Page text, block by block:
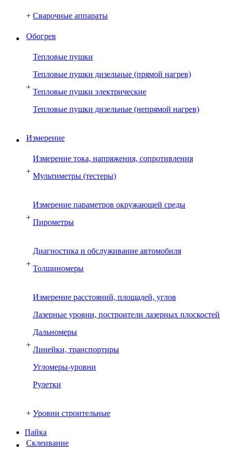
+ Сварочные аппараты
Обогрев
+
Тепловые пушки
Тепловые пушки дизельные (прямой нагрев)
Тепловые пушки электрические
Тепловые пушки дизельные (непрямой нагрев)
Измерение
+
Измерение тока, напряжения, сопротивления
Мультиметры (тестеры)
+
Измерение параметров окружающей среды
Пирометры
+
Диагностика и обслуживание автомобиля
Толщиномеры
+
Измерение расстояний, площадей, углов
Лазерные уровни, построители лазерных плоскостей
Дальномеры
Линейки, транспортиры
Угломеры-уровни
Рулетки
+ Уровни строительные
Пайка
Склеивание